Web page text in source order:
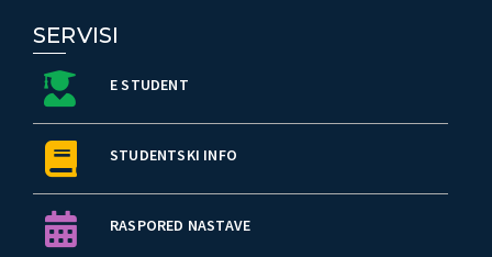
SERVISI
E STUDENT
STUDENTSKI INFO
RASPORED NASTAVE